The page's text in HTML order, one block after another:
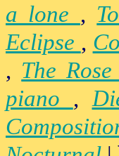
a lone ,
Eclipse ,
, The
piano ,